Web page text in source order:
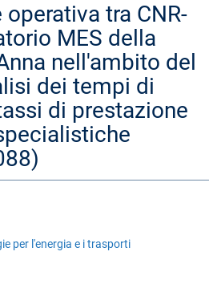
tra CNR-
MES della
nell'ambito del
dei tempi di
di prestazione
per l'energia e i trasporti